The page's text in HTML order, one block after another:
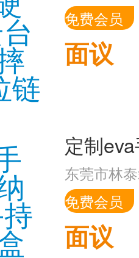
免费会员
面议
东莞市林
免费会员
面议